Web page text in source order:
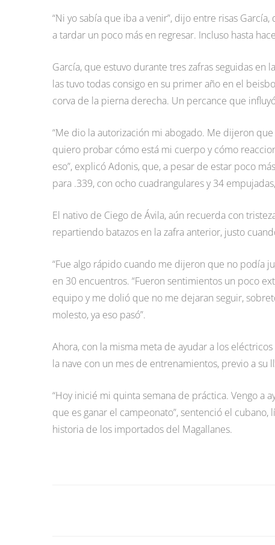
“Ni yo sabía que iba a venir”, dijo entre risas
a tardar un poco más en regresar. Incluso hasta
García, que estuvo durante tres zafras seguidas en
las tuvo todas consigo en su primer año en el
corva de la pierna derecha. Un percance que
“Me dio la autorización mi abogado. Me dijeron
quiero probar cómo está mi cuerpo y cómo
eso”, explicó Adonis, que, a pesar de estar poco
para .339, con ocho cuadrangulares y 34
El nativo de Ciego de Ávila, aún recuerda con
repartiendo batazos en la zafra anterior, justo
“Fue algo rápido cuando me dijeron que no podía
en 30 encuentros. “Fueron sentimientos un poco
equipo y me dolió que no me dejaran seguir,
molesto, ya eso pasó”.
Ahora, con la misma meta de ayudar a los
la nave con un mes de entrenamientos, previo a su
“Hoy inicié mi quinta semana de práctica. Vengo a
que es ganar el campeonato”, sentenció el
historia de los importados del Magallanes.